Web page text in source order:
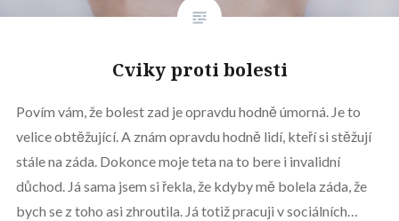
Cviky proti bolesti
Povím vám, že bolest zad je opravdu hodně úmorná. Je to
velice obtěžující. A znám opravdu hodně lidí, kteří si stěžují
stále na záda. Dokonce moje teta na to bere i invalidní
důchod. Já sama jsem si řekla, že kdyby mě bolela záda, že
bych se z toho asi zhroutila. Já totiž pracuji v sociálních…